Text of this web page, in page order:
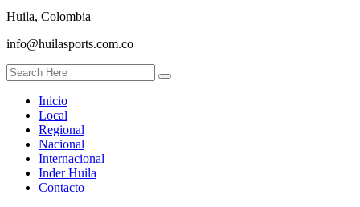
Huila, Colombia
info@huilasports.com.co
Inicio
Local
Regional
Nacional
Internacional
Inder Huila
Contacto